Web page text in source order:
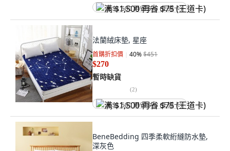
满 $1,500 再省 $75 (王道卡)
法蘭絨床墊, 星座
首購折扣價 40%$451
$270
暫時缺貨
(2)
满 $1,500 再省 $75 (王道卡)
BeneBedding 四季柔軟絎縫防水墊,
深灰色